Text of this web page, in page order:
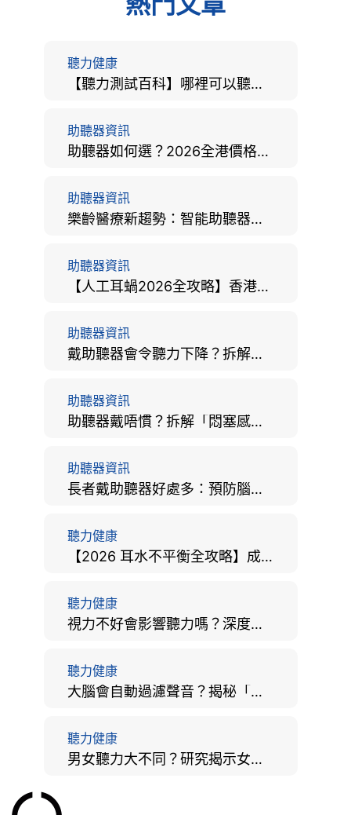
聽力健康
【聽力測試百科】哪裡可以聽力檢查？費用、標準、流程、在家聽力檢測與iPhone測試全攻略
助聽器資訊
助聽器如何選？2026全港價格比較、款式分析及老人選購全攻略
助聽器資訊
樂齡醫療新趨勢：智能助聽器結合 AI 眼底相機，如何全方位守護長者健康？
助聽器資訊
【人工耳蝸2026全攻略】香港手術費用、原理與副作用評估！
助聽器資訊
戴助聽器會令聽力下降？拆解越戴越聾迷思與聽覺剝奪真相
助聽器資訊
助聽器戴唔慣？拆解「悶塞感」成因、堵耳效應與 4 週適應期全攻略
助聽器資訊
長者戴助聽器好處多：預防腦退化、9大誤區破解及家屬陪伴全手冊
聽力健康
【2026 耳水不平衡全攻略】成因、病徵、治療及改善方法
聽力健康
視力不好會影響聽力嗎？深度拆解大腦「眼耳並用」的科學秘密
聽力健康
大腦會自動過濾聲音？揭秘「聽覺注意」機制與聽力健康的深層關係
聽力健康
男女聽力大不同？研究揭示女性聽覺更靈敏！為何男性更易聽力損失？